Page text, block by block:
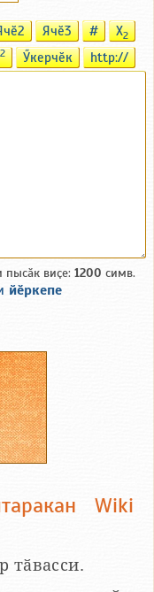
Ячӗ3 # X2
2 Ӳкерчӗк http://
пысӑк виҫе: 1200 симв.
йӗркепе
Wiki
тӑвасси.